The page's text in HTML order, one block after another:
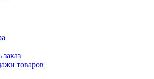
товаров